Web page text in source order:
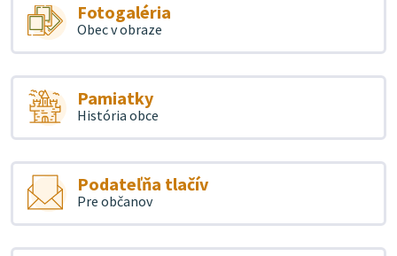
Fotogaléria
Obec v obraze
Pamiatky
História obce
Podateľňa tlačív
Pre občanov